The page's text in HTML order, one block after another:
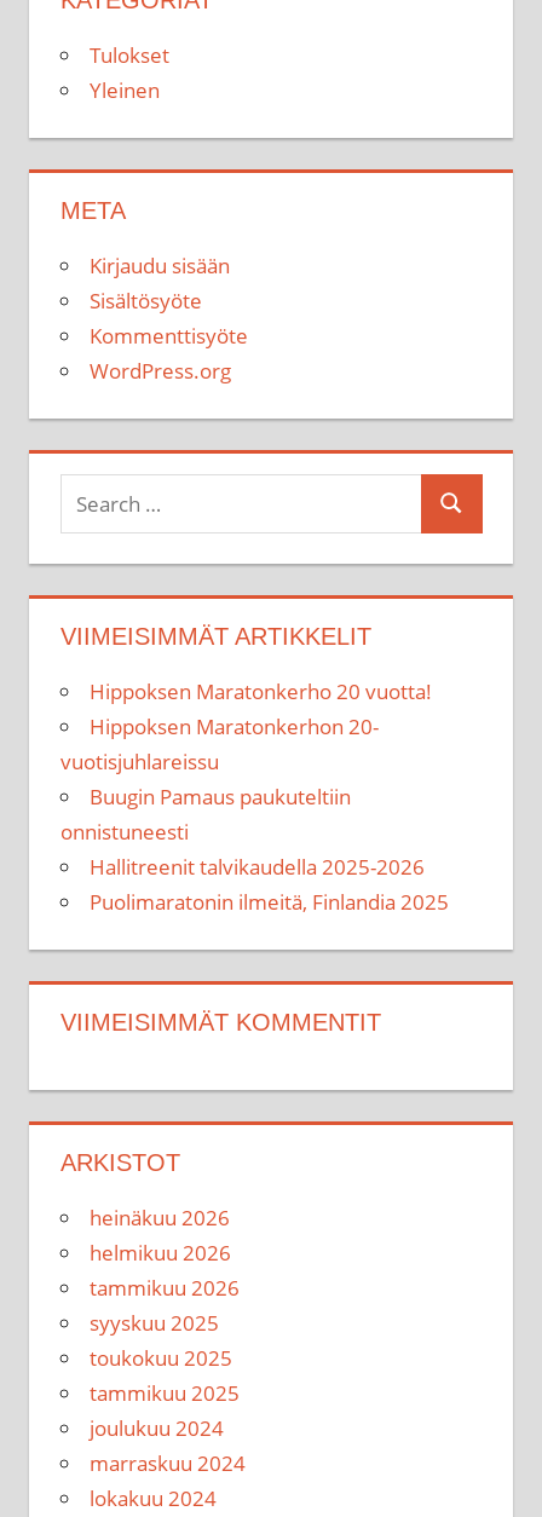
Tulokset
Yleinen
META
Kirjaudu sisään
Sisältösyöte
Kommenttisyöte
WordPress.org
Search
VIIMEISIMMÄT ARTIKKELIT
Hippoksen Maratonkerho 20 vuotta!
Hippoksen Maratonkerhon 20-
vuotisjuhlareissu
Buugin Pamaus paukuteltiin
onnistuneesti
Hallitreenit talvikaudella 2025-2026
Puolimaratonin ilmeitä, Finlandia 2025
VIIMEISIMMÄT KOMMENTIT
ARKISTOT
heinäkuu 2026
helmikuu 2026
tammikuu 2026
syyskuu 2025
toukokuu 2025
tammikuu 2025
joulukuu 2024
marraskuu 2024
lokakuu 2024